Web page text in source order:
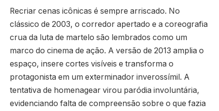
Recriar cenas icônicas é sempre arriscado. No
clássico de 2003, o corredor apertado e a coreografia
crua da luta de martelo são lembrados como um
marco do cinema de ação. A versão de 2013 amplia o
espaço, insere cortes visíveis e transforma o
protagonista em um exterminador inverossímil. A
tentativa de homenagear virou paródia involuntária,
evidenciando falta de compreensão sobre o que fazia